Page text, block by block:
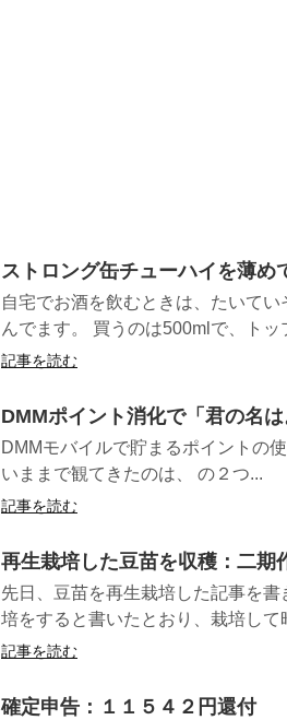
ストロング缶チューハイを薄め
自宅でお酒を飲むときは、たいて
んでます。 買うのは500mlで、ト
記事を読む
DMMポイント消化で「君の名
DMMモバイルで貯まるポイントの
いままで観てきたのは、 の２つ...
記事を読む
再生栽培した豆苗を収穫：二期
先日、豆苗を再生栽培した記事を
培をすると書いたとおり、栽培して
記事を読む
確定申告：１１５４２円還付